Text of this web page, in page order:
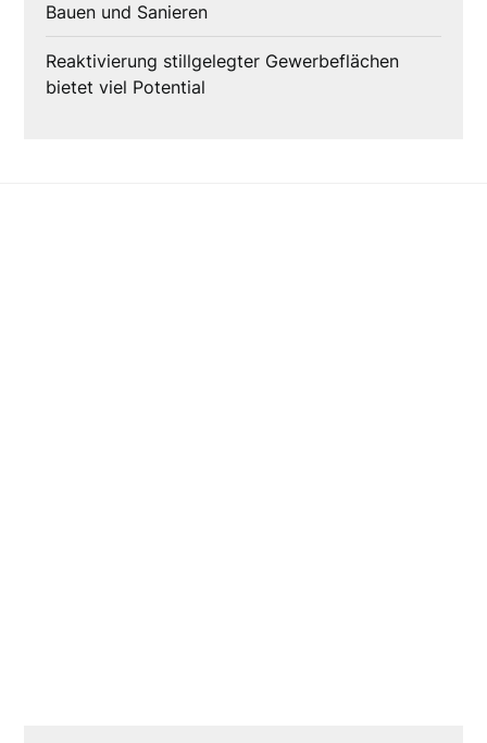
Bauen und Sanieren
Reaktivierung stillgelegter Gewerbeflächen
bietet viel Potential